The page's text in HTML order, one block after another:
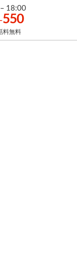
18:00
-550
料無料